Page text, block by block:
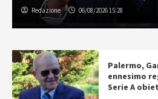
Redazione 06/08/2026 15:28
Palermo,
ennesimo
Serie A